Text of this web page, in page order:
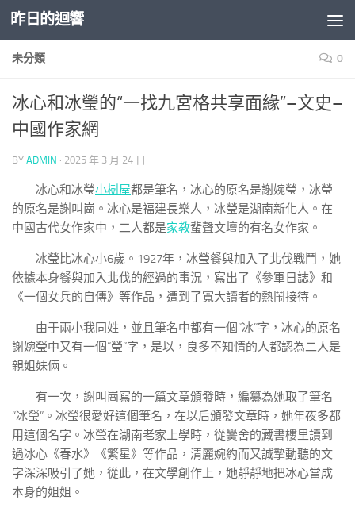
Skip to content
昨日的迴響
未分類 0
冰心和冰瑩的“一找九宮格共享面緣”–文史–
中國作家網
BY ADMIN · 2025 年 3 月 24 日
冰心和冰瑩小樹屋都是筆名，冰心的原名是謝婉瑩，冰瑩
的原名是謝叫崗。冰心是福建長樂人，冰瑩是湖南新化人。在
中國古代女作家中，二人都是家教蜚聲文壇的有名女作家。
冰瑩比冰心小6歲。1927年，冰瑩餐與加入了北伐戰鬥，她
依據本身餐與加入北伐的經過的事況，寫出了《參軍日誌》和
《一個女兵的自傳》等作品，遭到了寬大讀者的熱鬧接待。
由于兩小我同姓，並且筆名中都有一個“冰”字，冰心的原名
謝婉瑩中又有一個“瑩”字，是以，良多不知情的人都認為二人是
親姐妹倆。
有一次，謝叫崗寫的一篇文章頒發時，編纂為她取了筆名
“冰瑩”。冰瑩很愛好這個筆名，在以后頒發文章時，她年夜多都
用這個名字。冰瑩在湖南老家上學時，從黌舍的藏書樓里讀到
過冰心《春水》《繁星》等作品，清麗婉約而又誠摯動聽的文
字深深吸引了她，從此，在文學創作上，她靜靜地把冰心當成
本身的姐姐。